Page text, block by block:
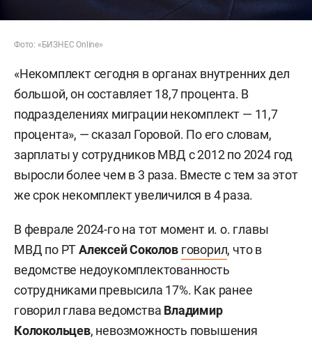
Фото: «БИЗНЕСOnline»
«Некомплект сегодня в органах внутренних дел
большой, он составляет 18,7 процента. В
подразделениях миграции некомплект — 11,7
процента», — сказал Горовой. По его словам,
зарплаты у сотрудников МВД с 2012 по 2024 год
выросли более чем в 3 раза. Вместе с тем за этот
же срок некомплект увеличился в 4 раза.
В феврале 2024-го на тот момент и. о. главы
МВД по РТАлексей Соколов говорил, что в
ведомстве недоукомплектованность
сотрудниками превысила 17%. Как ранее
говорил глава ведомства Владимир
Колокольцев, невозможность повышения